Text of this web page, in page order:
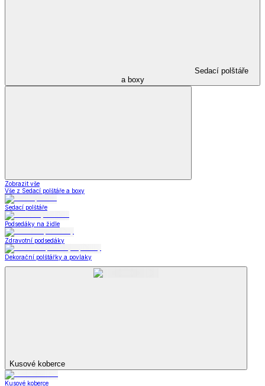
Sedací polštáře
a boxy
Zobrazit vše
Vše z Sedací polštáře a boxy
Sedací polštáře
Podsedáky na židle
Zdravotní podsedáky
Dekorační polštářky a povlaky
Kusové koberce
Kusové koberce